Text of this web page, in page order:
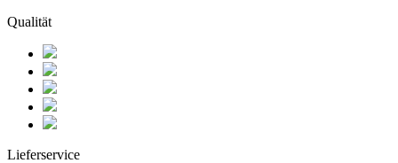
Qualität
Lieferservice